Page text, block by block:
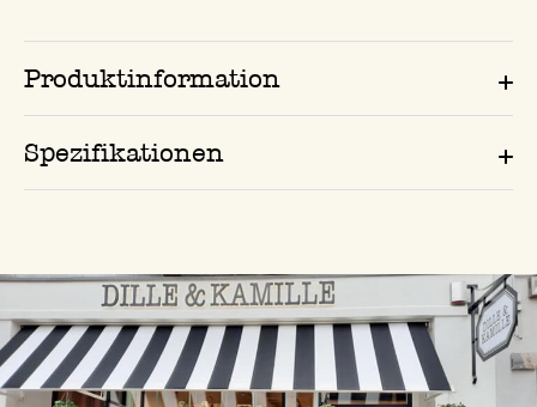
Produktinformation
Spezifikationen